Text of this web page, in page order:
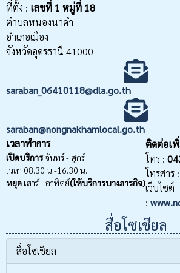
ที่ตั้ง : เลขที่ 1 หมู่ที่ 18
ตำบลหนองนาคำ
อำเภอเมือง
จังหวัดอุดรธานี 41000
saraban_06410118@dla.go.th
saraban@nongnakhamlocal.go.th
เวลาทำการ
เปิดบริการจันทร์ - ศุกร์
เวลา 08.30 น.-16.30 น.
หยุด เสาร์ - อาทิตย์(ให้บริการบางภารกิจ)
ติดต่อเ
โทร :
โทรสาร :
เว็บไซต์
:
สื่อโซเชียล
สื่อโซเชียล